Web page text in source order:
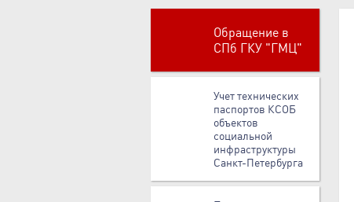
Обращение в
СПб ГКУ "ГМЦ"
Учет технических
паспортов КСОБ
объектов
социальной
инфраструктуры
Санкт-Петербурга